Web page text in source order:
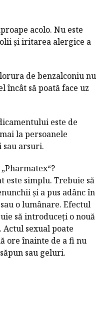
acolo. Nu este
și iritarea alergice a
de benzalconiu nu
încât să poată face uz
este de
la persoanele
sau arsuri.
este simplu. Trebuie să
și a pus adânc în
o lumânare. Efectul
să introduceți o nouă
sexual poate
ore înainte de a fi nu
sau geluri.